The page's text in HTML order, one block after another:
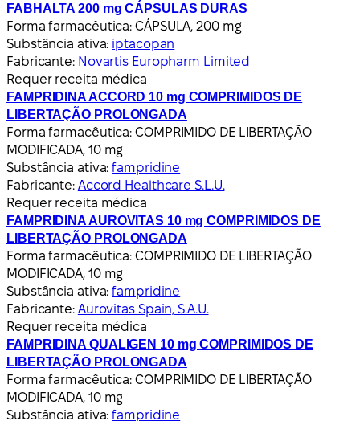
FABHALTA 200 mg CÁPSULAS DURAS
Forma farmacêutica: CÁPSULA, 200 mg
Substância ativa: iptacopan
Fabricante: Novartis Europharm Limited
Requer receita médica
FAMPRIDINA ACCORD 10 mg COMPRIMIDOS DE
LIBERTAÇÃO PROLONGADA
Forma farmacêutica: COMPRIMIDO DE LIBERTAÇÃO
MODIFICADA, 10 mg
Substância ativa:fampridine
Fabricante: Accord Healthcare S.L.U.
Requer receita médica
FAMPRIDINA AUROVITAS 10 mg COMPRIMIDOS DE
LIBERTAÇÃO PROLONGADA
Forma farmacêutica: COMPRIMIDO DE LIBERTAÇÃO
MODIFICADA, 10 mg
Substância ativa:fampridine
Fabricante: Aurovitas Spain, S.A.U.
Requer receita médica
FAMPRIDINA QUALIGEN 10 mg COMPRIMIDOS DE
LIBERTAÇÃO PROLONGADA
Forma farmacêutica: COMPRIMIDO DE LIBERTAÇÃO
MODIFICADA, 10 mg
Substância ativa:fampridine